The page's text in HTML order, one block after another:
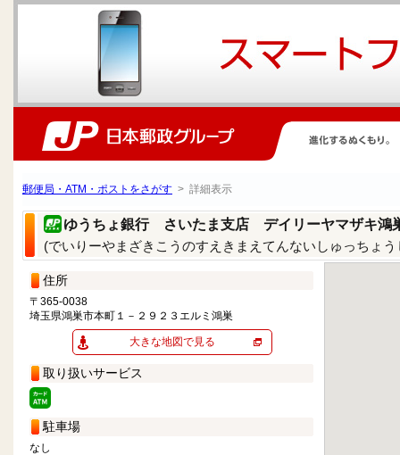
郵便局・ATM・ポストをさがす > 詳細表示
ゆうちょ銀行 さいたま支店 デイリーヤマザキ鴻
(でいりーやまざきこうのすえきまえてんないしゅっちょう
住所
〒365-0038
埼玉県鴻巣市本町１－２９２３エルミ鴻巣
大きな地図で見る
取り扱いサービス
駐車場
なし